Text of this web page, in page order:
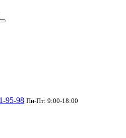
95-98 Пн-Пт: 9:00-18:00